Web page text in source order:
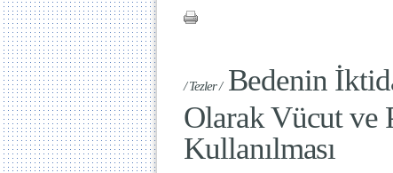
/ Tezler /Bedenin
Olarak Vücut ve
Kullanılması